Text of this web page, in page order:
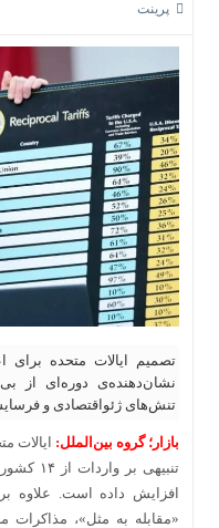
پرینت
نشان‌دهنده‌ی دوره‌ای از
تنش‌های ژئواقتصادی و
بازار؛ گروه بین‌الملل:
ایالات
تنبیهی
افزایش داده است. علاوه
«مقابله به مثل»،